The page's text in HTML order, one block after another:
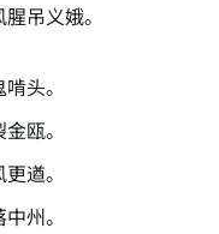
吊义娥。
头。
瓯。
遒。
州。